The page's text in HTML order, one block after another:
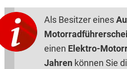
Als Besitzer eines
einen Elektro-
Jahren können Sie